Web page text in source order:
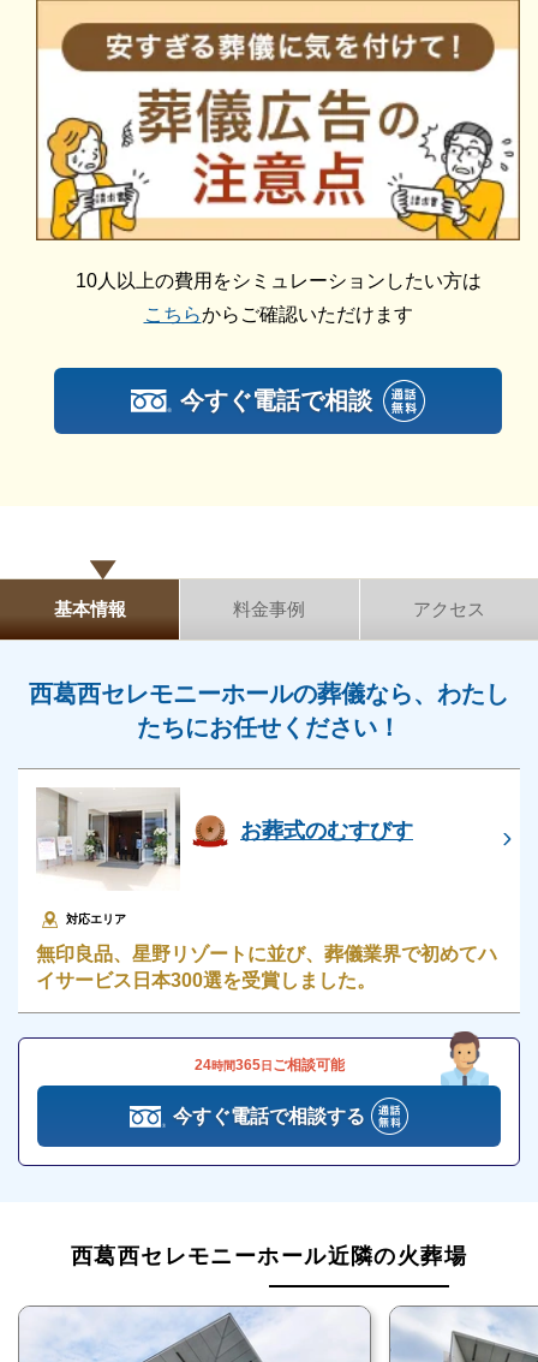
など故人様と関係がある方を広く招いて葬儀を執り行
います。
そのため葬儀を執り行うためにある程度広い式場を備
えた斎場を選ぶ必要があります。
西葛西セレモニーホールは、会葬人数300名まで対応
可能な式場を備えているので、安心してご利用いただ
けます。
西葛西セレモニーホールの一般葬は以下に該当する方
お世話になった方々をお呼びしたい方
西葛西セレモニーホールの一日葬
西葛西セレモニーホールは「一日葬」に対応していま
す。
西葛西セレモニーホールの一日葬のおすすめポイント
は、以下の通りです。
移動の負担を軽減できる
しっかり式ができる
一日葬は通常2日間かかる葬儀を1日間で済ませる葬儀
形式です。
通常の葬儀で執り行う通夜がなく、遺体の搬送・納
棺・告別式・出棺・火葬を1日で執り行います。
通常の葬儀より移動や時間の負担を軽減できます。
一日葬は告別式を執り行うので、火葬だけでは物足り
ずかつ葬儀費用をおさえたいという方におすすめで
す。
方におすすめです。
葬儀費用の負担をおさえたい
参列者数を少なくしたい
10人以上の費用をシミュレーションしたい方は
こちらからご確認いただけます
今すぐ電話で相談
基本情報 料金事例 アクセス
西葛西セレモニーホールの葬儀なら、わたし
たちにお任せください！
お葬式のむすびす
対応エリア
無印良品、星野リゾートに並び、葬儀業界で初めてハ
イサービス日本300選を受賞しました。
24時間365日 ご相談可能
今すぐ電話で相談する
西葛西セレモニーホール近隣の火葬場